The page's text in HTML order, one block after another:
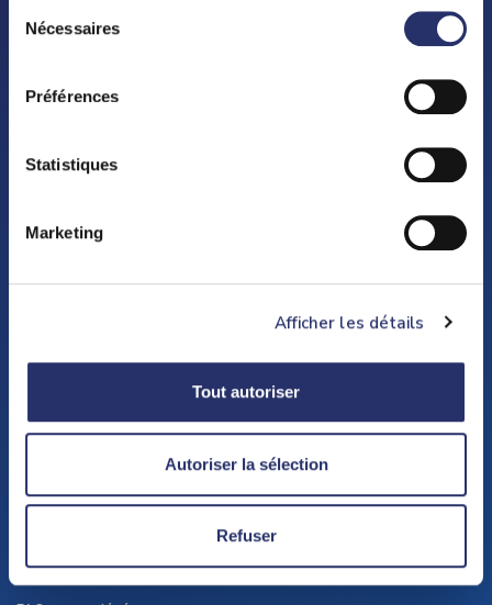
Nécessaires
Préférences
Statistiques
Marketing
Afficher les détails
Tout autoriser
Autoriser la sélection
Refuser
129 Avenue du Bac, 94210 La Varenne Saint-Hilaire
Syndic de copropriété
Notre différence
Actualités et conseils
Contact
Vos questions, nos réponses